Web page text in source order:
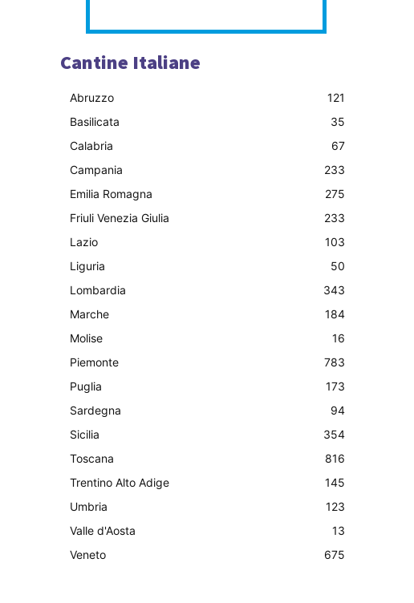
Cantine Italiane
Abruzzo
121
Basilicata
35
Calabria
67
Campania
233
Emilia Romagna
275
Friuli Venezia Giulia
233
Lazio
103
Liguria
50
Lombardia
343
Marche
184
Molise
16
Piemonte
783
Puglia
173
Sardegna
94
Sicilia
354
Toscana
816
Trentino Alto Adige
145
Umbria
123
Valle d'Aosta
13
Veneto
675